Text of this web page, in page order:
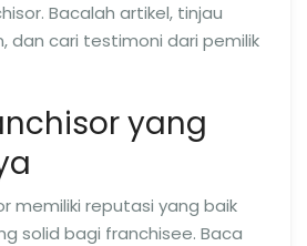
Bacalah artikel, tinjau
dan cari testimoni dari pemilik
yang
memiliki reputasi yang baik
solid bagi franchisee. Baca